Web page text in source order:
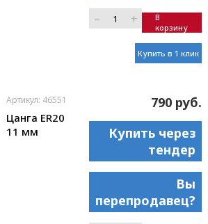
– +
В
корзину
Купить в 1 клик
Артикул: 46551
Цанга ER20
11 мм
790 руб.
Купить через
тендер
Вы
перепродавец?